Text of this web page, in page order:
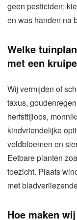
geen pesticiden;
en was handen na
Welke
met een
Wij vermijden of
taxus,
herfsttijloos,
kindvriendelijke
veldbloemen en
Eetbare planten
toezicht. Plaats
met
Hoe maken